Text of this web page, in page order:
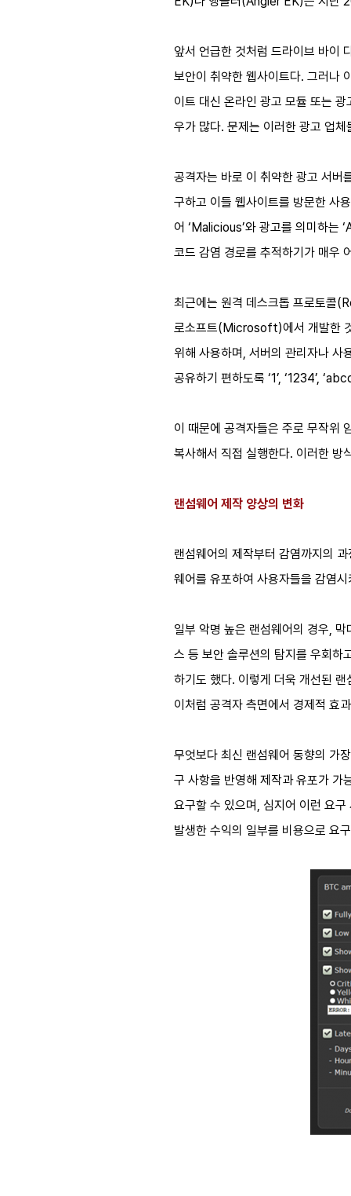
앞서 언급한 것처럼 드라이브 바이
보안이 취약한 웹사이트다. 그러나
이트 대신 온라인 광고 모듈 또는
우가 많다. 문제는 이러한 광고 업
공격자는 바로 이 취약한 광고 서버
구하고 이들 웹사이트를 방문한 사
어 ‘Malicious’와 광고를 의미하는
코드 감염 경로를 추적하기가 매우
최근에는 원격 데스크톱 프로토콜
로소프트(Microsoft)에서 개발한
위해 사용하며, 서버의 관리자나 사
공유하기 편하도록 ‘1’, ‘1234’,
이 때문에 공격자들은 주로 무작위
복사해서 직접 실행한다. 이러한 방
랜섬웨어 제작 양상의 변화
랜섬웨어의 제작부터 감염까지의
웨어를 유포하여 사용자들을 감염
일부 악명 높은 랜섬웨어의 경우,
스 등 보안 솔루션의 탐지를 우회하
하기도 했다. 이렇게 더욱 개선된
이처럼 공격자 측면에서 경제적 효
무엇보다 최신 랜섬웨어 동향의 가
구 사항을 반영해 제작과 유포가 가
요구할 수 있으며, 심지어 이런 요
발생한 수익의 일부를 비용으로 요